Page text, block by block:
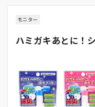
モニター
ハミガキあとに！